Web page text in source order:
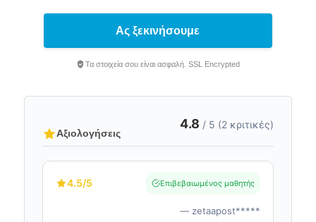
Ας ξεκινήσουμε
Τα στοιχεία σου είναι ασφαλή. SSL Encrypted
Αξιολογήσεις
4.8 / 5 (2 κριτικές)
4.5/5 Επιβεβαιωμένος μαθητής
— zetaapost*****